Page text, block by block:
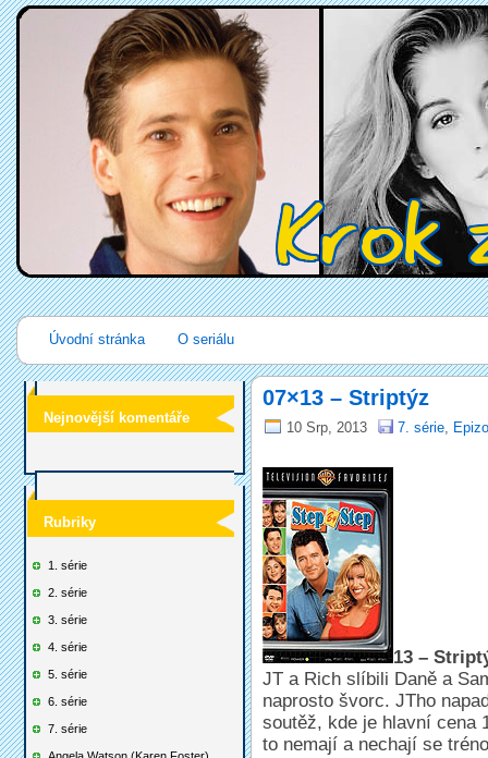
Úvodní stránka O seriálu
Nejnovější komentáře
Rubriky
1. série
2. série
3. série
4. série
5. série
6. série
7. série
07×13 – Striptýz
10 Srp, 2013 7. série,
13 –
JT a Rich slíbili Daně a
naprosto švorc. JTho
soutěž, kde je hlavní cena
to nemají a nechají se